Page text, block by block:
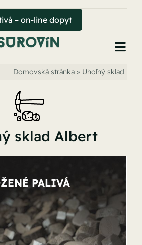
– on-line dopyt
Domovská stránka » Uhoľný sklad
sklad Albert
PALIVÁ